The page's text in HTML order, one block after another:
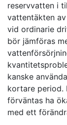
reservvatten i
vattentäkten
vid ordinarie
bör jämföras
kanske
kortare period.
förväntas ha
med ett